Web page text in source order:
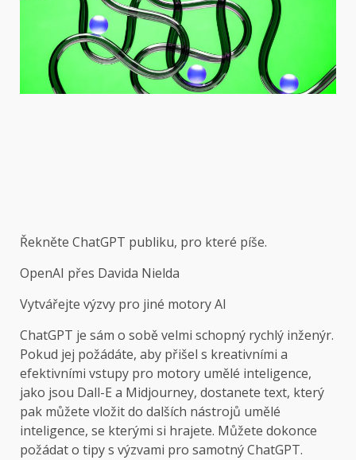
Řekněte ChatGPT publiku, pro které píše.
OpenAI přes Davida Nielda
Vytvářejte výzvy pro jiné motory AI
ChatGPT je sám o sobě velmi schopný rychlý inženýr.
Pokud jej požádáte, aby přišel s kreativními a
efektivními vstupy pro motory umělé inteligence,
jako jsou Dall-E a Midjourney, dostanete text, který
pak můžete vložit do dalších nástrojů umělé
inteligence, se kterými si hrajete. Můžete dokonce
požádat o tipy s výzvami pro samotný ChatGPT.